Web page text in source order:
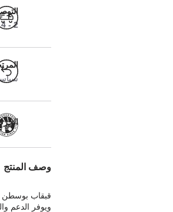
2 - 4 أيام عمل
سياسة
وصف المنتج
قبقاب بوسطن
ويوفر الدعم